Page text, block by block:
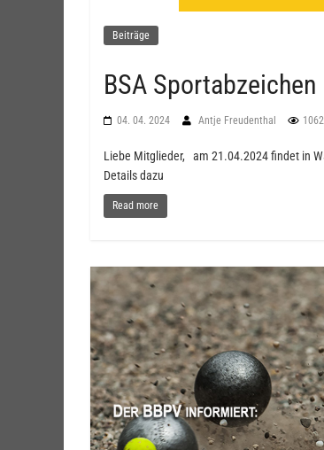
Beiträge
BSA
04. 04. 2024 Antje Freudenthal
Liebe Mitglieder, am 21.04.2024 findet in
Details dazu
Read more